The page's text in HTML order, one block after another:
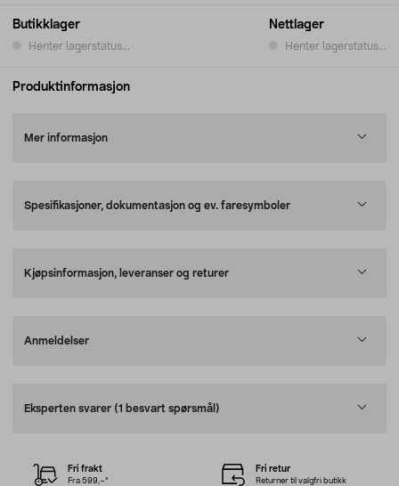
Butikklager
Henter lagerstatus...
Nettlager
Henter lagerstatus...
Produktinformasjon
Mer informasjon
Spesifikasjoner, dokumentasjon og ev. faresymboler
Kjøpsinformasjon, leveranser og returer
Anmeldelser
Eksperten svarer (1 besvart spørsmål)
Fri frakt
Fra 599,–*
Fri retur
Returner til valgfri butikk